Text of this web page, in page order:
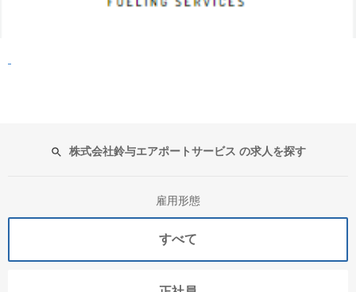
株式会社鈴与エアポートサービス の求人を探す
雇用形態
すべて